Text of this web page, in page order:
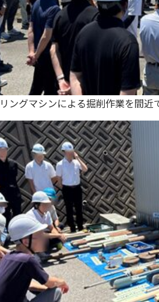
ングマシンによる掘削作業を間近